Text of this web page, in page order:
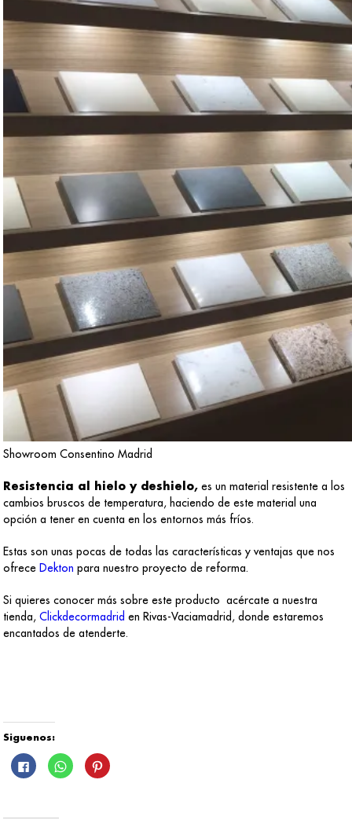
Showroom Consentino Madrid
Resistencia al hielo y deshielo, es un material resistente a los
cambios bruscos de temperatura, haciendo de este material una
opción a tener en cuenta en los entornos más fríos.
Estas son unas pocas de todas las características y ventajas que nos
ofrece Dekton para nuestro proyecto de reforma.
Si quieres conocer más sobre este producto acércate a nuestra
tienda,Clickdecormadrid en Rivas-Vaciamadrid, donde estaremos
encantados de atenderte.
Siguenos:
Haz
clic
Haz
clic
Haz
clic